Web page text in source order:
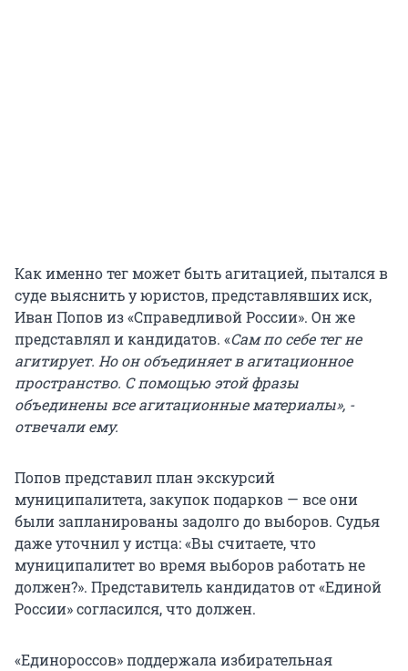
Как именно тег может быть агитацией, пытался в
суде выяснить у юристов, представлявших иск,
Иван Попов из «Справедливой России». Он же
представлял и кандидатов. «Сам по себе тег не
агитирует. Но он объединяет в агитационное
пространство. С помощью этой фразы
объединены все агитационные материалы», -
отвечали ему.
Попов представил план экскурсий
муниципалитета, закупок подарков — все они
были запланированы задолго до выборов. Судья
даже уточнил у истца: «Вы считаете, что
муниципалитет во время выборов работать не
должен?». Представитель кандидатов от «Единой
России» согласился, что должен.
«Единороссов» поддержала избирательная